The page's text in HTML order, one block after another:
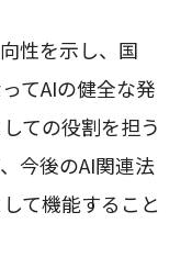
性を示し、国
てAIの健全な発
ての役割を担う
今後のAI関連法
て機能すること